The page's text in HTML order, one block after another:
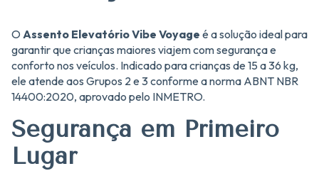
O Assento Elevatório Vibe Voyage é a solução ideal para
garantir que crianças maiores viajem com segurança e
conforto nos veículos. Indicado para crianças de 15 a 36 kg,
ele atende aos Grupos 2 e 3 conforme a norma ABNT NBR
14400:2020, aprovado pelo INMETRO.
Segurança em Primeiro
Lugar